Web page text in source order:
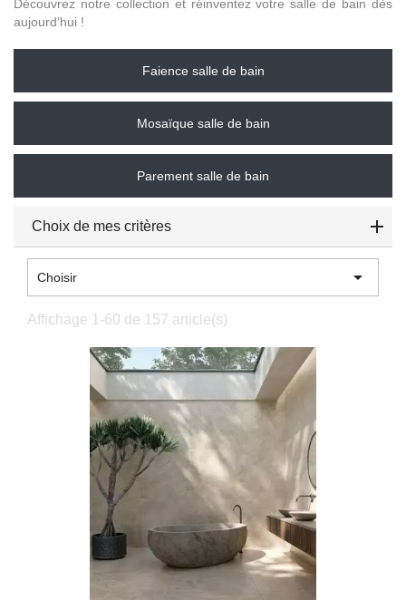
Découvrez notre collection et réinventez votre salle de bain dès
aujourd’hui !
Faience salle de bain
Mosaïque salle de bain
Parement salle de bain
Choix de mes critères
Choisir 
Affichage 1-60 de 157 article(s)